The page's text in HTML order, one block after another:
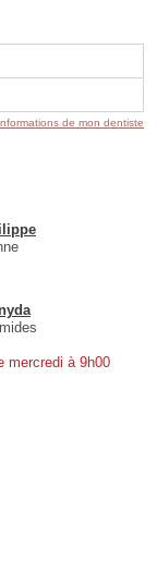
de mon dentiste
mercredi à 9h00